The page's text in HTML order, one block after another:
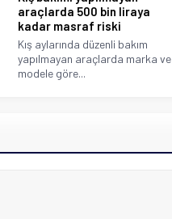
araçlarda 500 bin liraya
kadar masraf riski
Kış aylarında düzenli bakım
yapılmayan araçlarda marka ve
modele göre...